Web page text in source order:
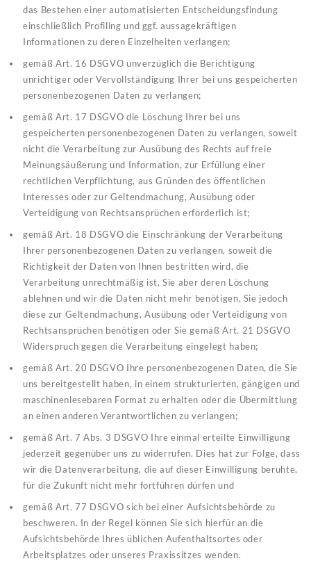
das Bestehen einer automatisierten Entscheidungsfindung
einschließlich Profiling und ggf. aussagekräftigen
Informationen zu deren Einzelheiten verlangen;
gemäß Art. 16 DSGVO unverzüglich die Berichtigung
unrichtiger oder Vervollständigung Ihrer bei uns gespeicherten
personenbezogenen Daten zu verlangen;
gemäß Art. 17 DSGVO die Löschung Ihrer bei uns
gespeicherten personenbezogenen Daten zu verlangen, soweit
nicht die Verarbeitung zur Ausübung des Rechts auf freie
Meinungsäußerung und Information, zur Erfüllung einer
rechtlichen Verpflichtung, aus Gründen des öffentlichen
Interesses oder zur Geltendmachung, Ausübung oder
Verteidigung von Rechtsansprüchen erforderlich ist;
gemäß Art. 18 DSGVO die Einschränkung der Verarbeitung
Ihrer personenbezogenen Daten zu verlangen, soweit die
Richtigkeit der Daten von Ihnen bestritten wird, die
Verarbeitung unrechtmäßig ist, Sie aber deren Löschung
ablehnen und wir die Daten nicht mehr benötigen, Sie jedoch
diese zur Geltendmachung, Ausübung oder Verteidigung von
Rechtsansprüchen benötigen oder Sie gemäß Art. 21 DSGVO
Widerspruch gegen die Verarbeitung eingelegt haben;
gemäß Art. 20 DSGVO Ihre personenbezogenen Daten, die Sie
uns bereitgestellt haben, in einem strukturierten, gängigen und
maschinenlesebaren Format zu erhalten oder die Übermittlung
an einen anderen Verantwortlichen zu verlangen;
gemäß Art. 7 Abs. 3 DSGVO Ihre einmal erteilte Einwilligung
jederzeit gegenüber uns zu widerrufen. Dies hat zur Folge, dass
wir die Datenverarbeitung, die auf dieser Einwilligung beruhte,
für die Zukunft nicht mehr fortführen dürfen und
gemäß Art. 77 DSGVO sich bei einer Aufsichtsbehörde zu
beschweren. In der Regel können Sie sich hierfür an die
Aufsichtsbehörde Ihres üblichen Aufenthaltsortes oder
Arbeitsplatzes oder unseres Praxissitzes wenden.